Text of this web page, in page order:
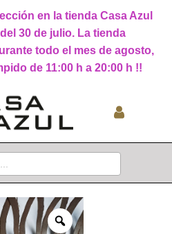
en la tienda Casa Azul
30 de julio. La tienda
todo el mes de agosto,
de 11:00 h a 20:00 h !!